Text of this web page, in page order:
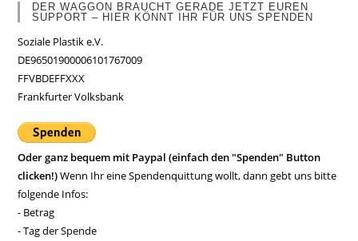
DER WAGGON BRAUCHT GERADE JETZT EUREN
SUPPORT – HIER KÖNNT IHR FÜR UNS SPENDEN
Soziale Plastik e.V.
DE96501900006101767009
FFVBDEFFXXX
Frankfurter Volksbank
Oder ganz bequem mit Paypal (einfach den "Spenden" Button
clicken!)Wenn Ihr eine Spendenquittung wollt, dann gebt uns bitte
folgende Infos:
- Betrag
- Tag der Spende